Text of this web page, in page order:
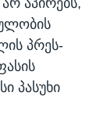
პრეს-
პასუხი